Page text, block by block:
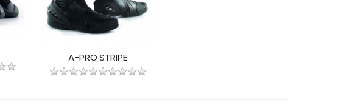
A-PRO STRIPE